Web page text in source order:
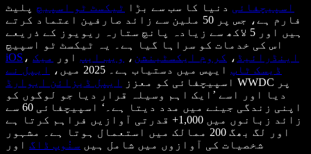
اسپیچفائی دنیا کا سب سے بڑا ٹیکسٹ ٹو اسپیچ پلیٹ
فارم ہے، جس پر 50 ملین سے زائد صارفین اعتماد کرتے
ہیں اور 5 لاکھ سے زیادہ پانچ ستارہ ریویوز کے ذریعے
اس کی خدمات کو سراہا گیا ہے۔ یہ ٹیکسٹ ٹو اسپیچ
iOS ، اینڈرائیڈ ، کروم ایکسٹینشن ، ویب ایپ اور
میک
ڈیسک ٹاپ ایپس میں دستیاب ہے۔ 2025 میں،
ایپل نے
اسپیچفائی کو معزز
ایپل ڈیزائن ایوارڈ
WWDC پر
دیا اور اسے ’ایک اہم وسیلہ قرار دیا جو لوگوں کو
اپنی زندگی جینے میں مدد دیتا ہے۔‘ اسپیچفائی 60 سے
زائد زبانوں میں 1,000+ قدرتی آوازیں فراہم کرتا ہے
اور لگ بھگ 200 ممالک میں استعمال ہوتا ہے۔ مشہور
شخصیات کی آوازوں میں شامل ہیں سنُوپ ڈاگ اور